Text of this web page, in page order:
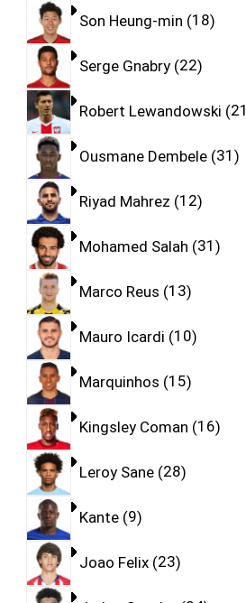
Son Heung-min 18
Serge Gnabry 22
Robert Lewandowski 21
Ousmane Dembele 31
Riyad Mahrez 12
Mohamed Salah 31
Marco Reus 13
Mauro Icardi 10
Marquinhos 15
Kingsley Coman 16
Leroy Sane 28
Kante 9
Joao Felix 23